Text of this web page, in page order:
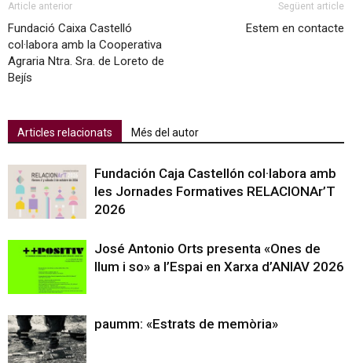
Article anterior
Fundació Caixa Castelló
col·labora amb la Cooperativa
Agraria Ntra. Sra. de Loreto de
Bejís
Següent article
Estem en contacte
Articles relacionats Més del autor
Fundación Caja Castellón col·labora amb
les Jornades Formatives RELACIONAr’T
2026
José Antonio Orts presenta «Ones de
llum i so» a l’Espai en Xarxa d’ANIAV 2026
paumm: «Estrats de memòria»